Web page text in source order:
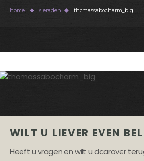
home sieraden thomassabocharm_big
WILT U LIEVER EVEN
Heeft u vragen en wilt u daarover